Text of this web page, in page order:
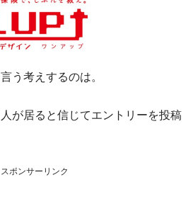
う考えするのは。
が居ると信じてエントリーを投稿
スポンサーリンク